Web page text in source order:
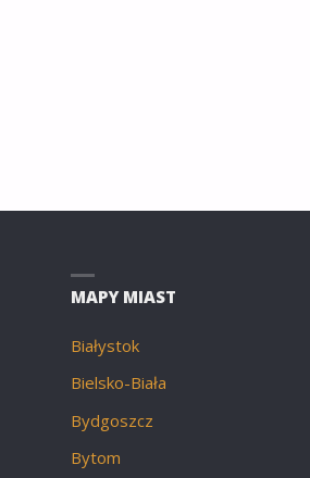
MAPY MIAST
Białystok
Bielsko-Biała
Bydgoszcz
Bytom